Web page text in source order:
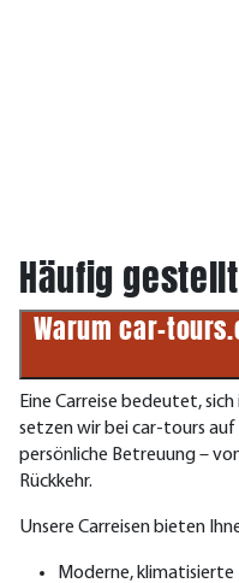
Häufig
Warum car-
Eine Carreise bedeutet,
setzen wir bei car-tours
persönliche Betreuung –
Rückkehr.
Unsere Carreisen bieten
Moderne,